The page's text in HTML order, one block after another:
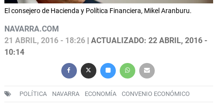
El consejero de Hacienda y Política Financiera, Mikel Aranburu.
NAVARRA.COM
21 ABRIL, 2016 - 18:26 | ACTUALIZADO: 22 ABRIL, 2016 -
10:14
POLÍTICA NAVARRA ECONOMÍA CONVENIO ECONÓMICO